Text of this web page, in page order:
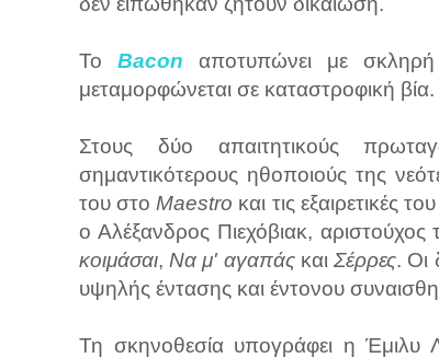
ΤοBacon
αποτυπώνει με σκληρή
μεταμορφώνεται σε καταστροφική βία.
Στους δύο απαιτητικούς
σημαντικότερους ηθοποιούς της
του στο Maestro και τις εξαιρετικές
ο Αλέξανδρος Πιεχόβιακ,
κοιμάσαι, Να μ' αγαπάςκαιΣέρρες. Οι
υψηλής έντασης και έντονου
Τη σκηνοθεσία υπογράφει η Έμιλυ